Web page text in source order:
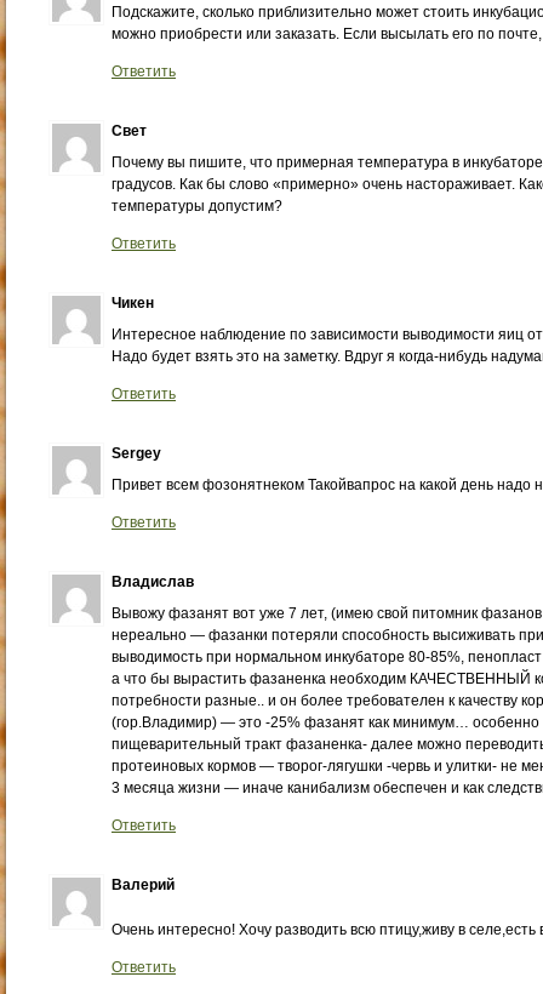
Подскажите, сколько приблизительно может стоить
можно приобрести или заказать. Если высылать его по
Ответить
Свет
Почему вы пишите, что примерная температура в
градусов. Как бы слово «примерно» очень настораживает.
температуры допустим?
Ответить
Чикен
Интересное наблюдение по зависимости выводимости яиц от
Надо будет взять это на заметку. Вдруг я когда-нибудь
Ответить
Sergey
Привет всем фозонятнеком Такойвапрос на какой день надо
Ответить
Владислав
Вывожу фазанят вот уже 7 лет, (имею свой питомник фазанов
нереально — фазанки потеряли способность высиживать
выводимость при нормальном инкубаторе 80-85%,
а что бы вырастить фазаненка необходим КАЧЕСТВЕННЫЙ
потребности разные.. и он более требователен к качеству
(гор.Владимир) — это -25% фазанят как минимум…
пищеварительный тракт фазаненка- далее можно
протеиновых кормов — творог-лягушки -червь и улитки- не
3 месяца жизни — иначе канибализм обеспечен и как
Ответить
Валерий
Очень интересно! Хочу разводить всю птицу,живу в
Ответить